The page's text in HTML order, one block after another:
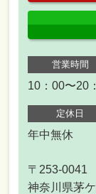
営業時間
10：00〜20
定休日
年中無休
〒253-0041
神奈川県茅